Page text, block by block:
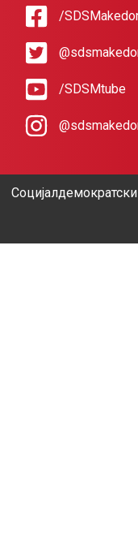
/
/SDSMtube